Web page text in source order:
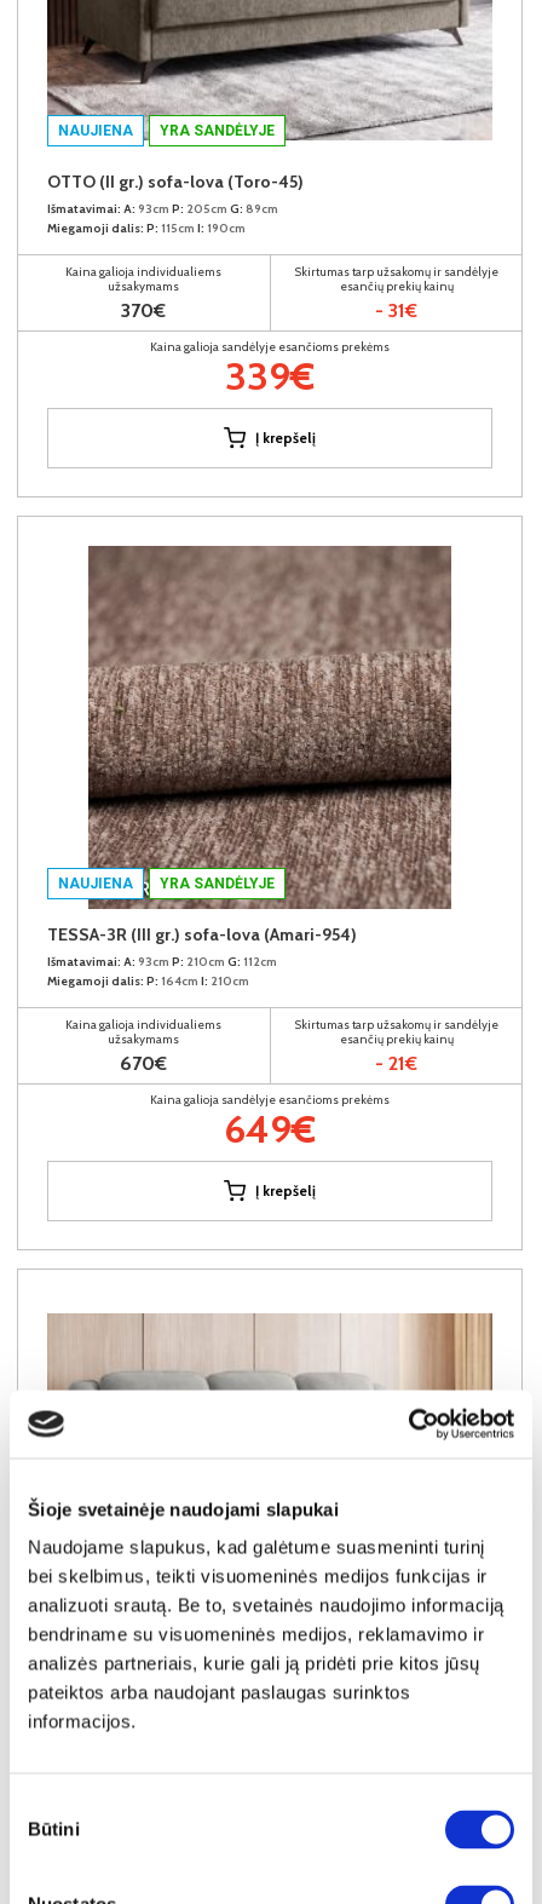
Šioje svetainėje naudojami slapukai
Naudojame slapukus, kad galėtume suasmeninti turinį
bei skelbimus, teikti visuomeninės medijos funkcijas ir
analizuoti srautą. Be to, svetainės naudojimo informaciją
bendriname su visuomeninės medijos, reklamavimo ir
analizės partneriais, kurie gali ją pridėti prie kitos jūsų
pateiktos arba naudojant paslaugas surinktos
informacijos.
pasirinkimas
Būtini
NAUJIENA YRA SANDĖLYJE
OTTO (II gr.) sofa-lova (Toro-45)
Išmatavimai: A: 93cm P: 205cm G: 89cm
Miegamoji dalis: P: 115cm I: 190cm
Kaina galioja individualiems
užsakymams
370€
Skirtumas tarp užsakomų ir sandėlyje
esančių prekių kainų
- 31€
Kaina galioja sandėlyje esančioms prekėms
339€
Į krepšelį
NAUJIENA YRA SANDĖLYJE
TESSA-3R (III gr.) sofa-lova (Amari-954)
Išmatavimai: A: 93cm P: 210cm G: 112cm
Miegamoji dalis: P: 164cm I: 210cm
Kaina galioja individualiems
užsakymams
670€
Skirtumas tarp užsakomų ir sandėlyje
esančių prekių kainų
- 21€
Kaina galioja sandėlyje esančioms prekėms
649€
Į krepšelį
NAUJIENA YRA SANDĖLYJE
Išmatavimai: